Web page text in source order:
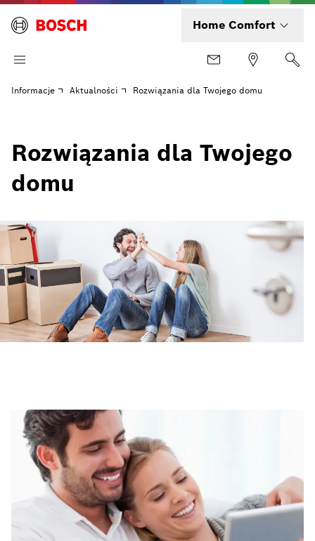
Home Comfort
Informacje Aktualności Rozwiązania dla Twojego domu
Rozwiązania dla Twojego
domu